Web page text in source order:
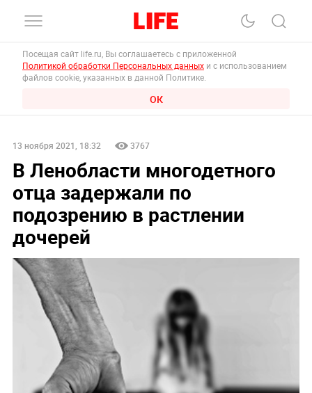
Посещая сайт life.ru, Вы соглашаетесь с приложенной
Политикой обработки Персональных данных и с использованием
файлов cookie, указанных в данной Политике.
ОК
13 ноября 2021, 18:32 3767
В Ленобласти многодетного
отца задержали по
подозрению в растлении
дочерей